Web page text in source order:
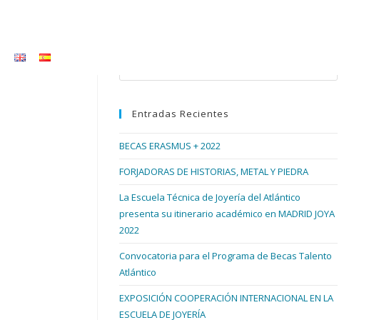
Escape
Entradas Recientes
BECAS ERASMUS + 2022
FORJADORAS DE HISTORIAS, METAL Y PIEDRA
La Escuela Técnica de Joyería del Atlántico
presenta su itinerario académico en MADRID JOYA
2022
Convocatoria para el Programa de Becas Talento
Atlántico
EXPOSICIÓN COOPERACIÓN INTERNACIONAL EN LA
ESCUELA DE JOYERÍA